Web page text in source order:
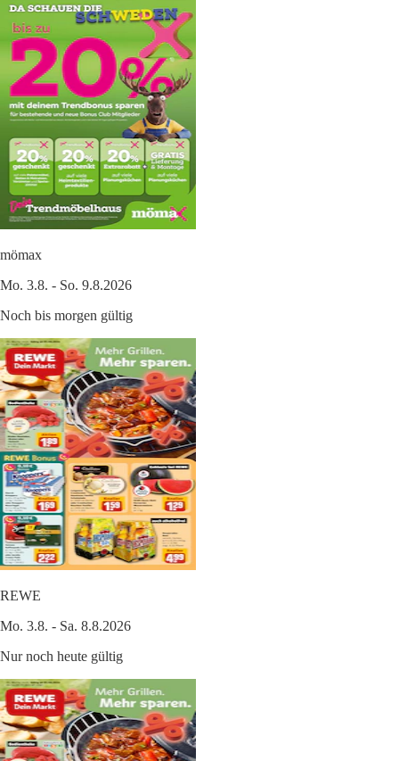
mömax
Mo. 3.8. - So. 9.8.2026
Noch bis morgen gültig
REWE
Mo. 3.8. - Sa. 8.8.2026
Nur noch heute gültig